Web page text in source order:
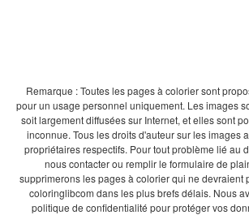
Remarque : Toutes les pages à colorier sont
pour un usage personnel uniquement. Les images
soit largement diffusées sur Internet, et elles sont
inconnue. Tous les droits d'auteur sur les images
propriétaires respectifs. Pour tout problème lié au
nous contacter ou remplir le formulaire de
supprimerons les pages à colorier qui ne devraient
coloringlibcom dans les plus brefs délais. Nous
politique de confidentialité pour protéger vos